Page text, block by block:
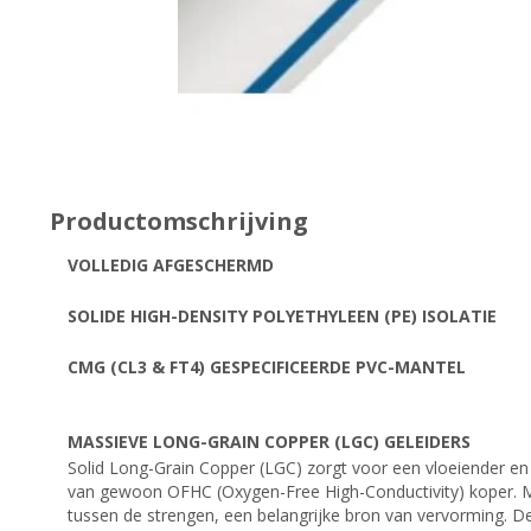
Productomschrijving
VOLLEDIG AFGESCHERMD
SOLIDE HIGH-DENSITY POLYETHYLEEN (PE) ISOLATIE
CMG (CL3 & FT4) GESPECIFICEERDE PVC-MANTEL
MASSIEVE LONG-GRAIN COPPER (LGC) GELEIDERS
Solid Long-Grain Copper (LGC) zorgt voor een vloeiender
van gewoon OFHC (Oxygen-Free High-Conductivity)
tussen de strengen, een belangrijke bron van vervorming.